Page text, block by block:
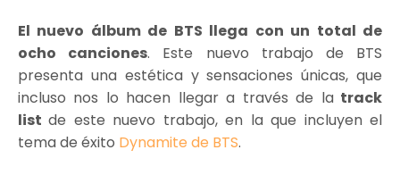
El nuevo álbum de BTS llega con un total de
ocho canciones. Este nuevo trabajo de BTS
presenta una estética y sensaciones únicas, que
incluso nos lo hacen llegar a través de latrack
listde este nuevo trabajo, en la que incluyen el
tema de éxito Dynamite de BTS.